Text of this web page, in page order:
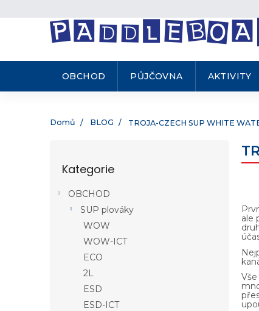
Přejít
OBCHOD PŮJČOVNA AKTIVITY
Domů BLOG TROJA-CZECH SUP WHITE
Přeskočit
kategorie
Kategorie
OBCHOD
SUP plováky
WOW
WOW-ICT
ECO
2L
ESD
ESD-ICT
ale